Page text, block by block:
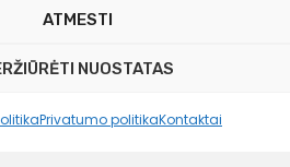
ATMESTI
NUOSTATAS
Privatumo politikaKontaktai